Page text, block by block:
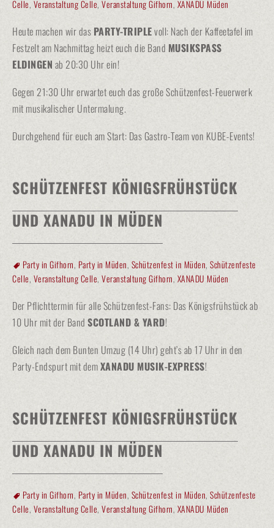
Celle, Veranstaltung Celle, Veranstaltung Gifhorn, XANADU Müden
Heute machen wir das PARTY-TRIPLEvoll: Nach der Kaffeetafel im
Festzelt am Nachmittag heizt euch die Band MUSIKSPASS
ELDINGEN ab 20:30 Uhr ein!
Gegen 21:30 Uhr erwartet euch das große Schützenfest-Feuerwerk
mit musikalischer Untermalung.
Durchgehend für euch am Start: Das Gastro-Team von KUBE-Events!
SCHÜTZENFEST KÖNIGSFRÜHSTÜCK
UND XANADU IN MÜDEN
Party in Gifhorn, Party in Müden, Schützenfest in Müden, Schützenfeste
Celle, Veranstaltung Celle, Veranstaltung Gifhorn, XANADU Müden
Der Pflichttermin für alle Schützenfest-Fans: Das Königsfrühstück ab
10 Uhr mit der Band SCOTLAND & YARD!
Gleich nach dem Bunten Umzug (14 Uhr) geht’s ab 17 Uhr in den
Party-Endspurt mit demXANADU MUSIK-EXPRESS!
SCHÜTZENFEST KÖNIGSFRÜHSTÜCK
UND XANADU IN MÜDEN
Party in Gifhorn, Party in Müden, Schützenfest in Müden, Schützenfeste
Celle, Veranstaltung Celle, Veranstaltung Gifhorn, XANADU Müden